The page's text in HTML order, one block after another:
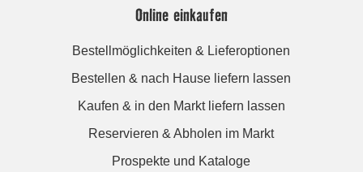
Online einkaufen
Bestellmöglichkeiten & Lieferoptionen
Bestellen & nach Hause liefern lassen
Kaufen & in den Markt liefern lassen
Reservieren & Abholen im Markt
Prospekte und Kataloge